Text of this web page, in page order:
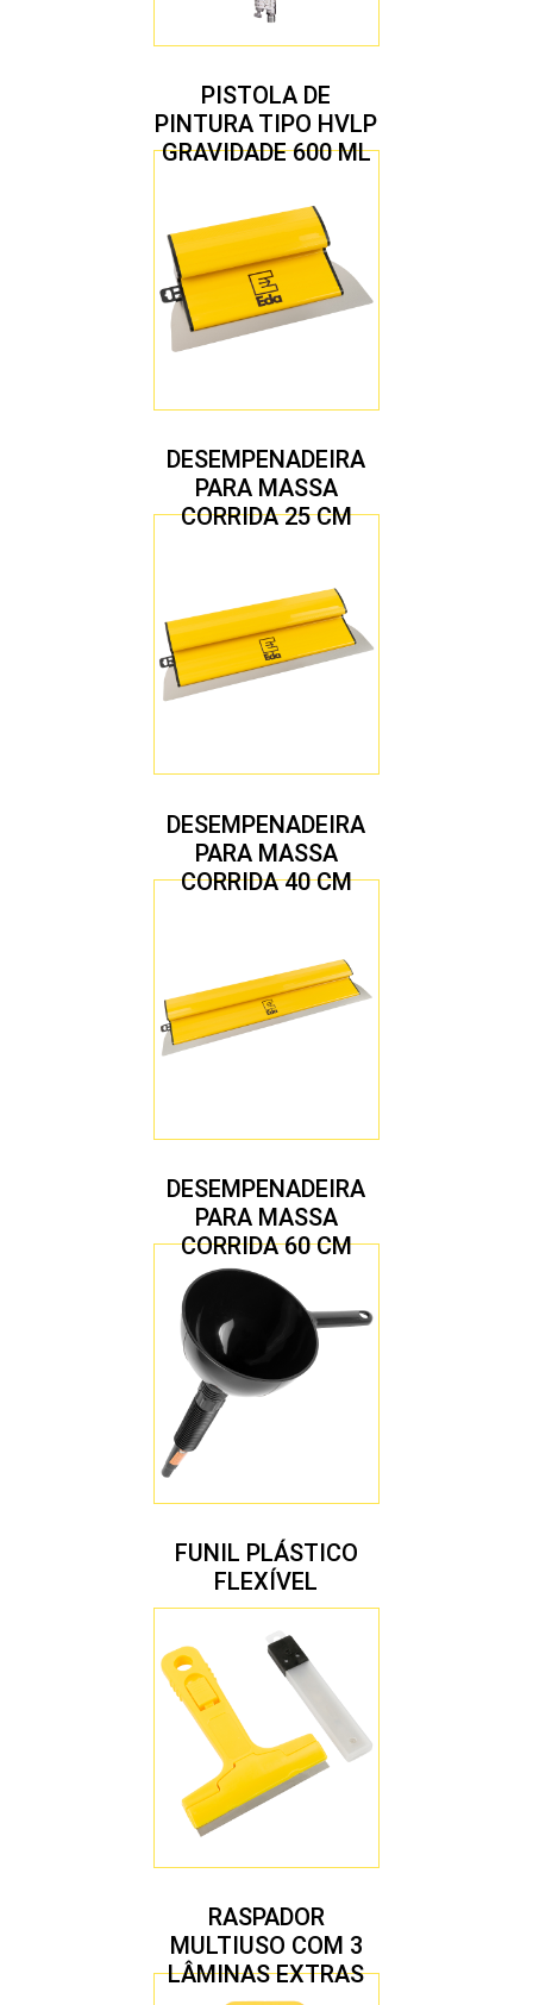
PISTOLA DE
PINTURA TIPO HVLP
GRAVIDADE 600 ML
1,7 MM
DESEMPENADEIRA
PARA MASSA
CORRIDA 25 CM
DESEMPENADEIRA
PARA MASSA
CORRIDA 40 CM
DESEMPENADEIRA
PARA MASSA
CORRIDA 60 CM
FUNIL PLÁSTICO
FLEXÍVEL
RASPADOR
MULTIUSO COM 3
LÂMINAS EXTRAS